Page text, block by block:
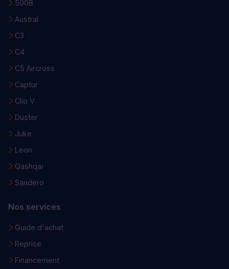
5008
Austral
C3
C4
C5 Aircross
Captur
Clio V
Duster
Juke
Leon
Qashqai
Sandero
Nos services
Guide d'achat
Reprise
Financement